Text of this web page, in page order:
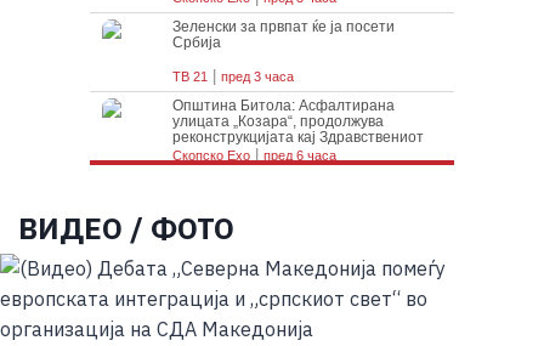
ВИДЕО / ФОТО